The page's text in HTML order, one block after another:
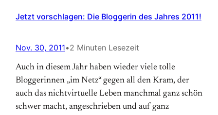
Jetzt vorschlagen: Die Bloggerin des Jahres 2011!
Nov. 30, 2011•2 Minuten Lesezeit
Auch in diesem Jahr haben wieder viele tolle
Bloggerinnen „im Netz“ gegen all den Kram, der
auch das nichtvirtuelle Leben manchmal ganz schön
schwer macht, angeschrieben und auf ganz